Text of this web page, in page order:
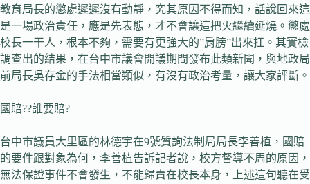
教育局長的懲處遲遲沒有動靜，究其原因不得而知，話說回來這
是一場政治責任，應是先表態，才不會讓這把火繼續延燒。懲處
校長一干人，根本不夠，需要有更強大的”肩膀”出來扛。其實檢
調查出的結果，在台中市議會開議期間發布此類新聞，與地政局
前局長吳存金的手法相當類似，有沒有政治考量，讓大家評斷。
國賠??誰要賠?
台中市議員大里區的林德宇在9號質詢法制局局長李善植，國賠
的要件跟對象為何，李善植告訴記者說，校方督導不周的原因，
無法保證事件不會發生，不能歸責在校長本身，上述這句聽在受